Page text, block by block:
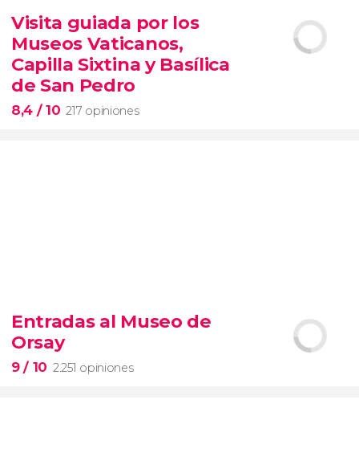
entrada al SUMMIT de Nueva York
miradores más icónicos de Manhattan
evitar las colas
opción VIP
Visita guiada por los
Museos Vaticanos,
Capilla Sixtina y Basílica
de San Pedro
8,4 / 10 217 opiniones
Piedad
Museos Vaticanos
Basílica de San
Entradas al Museo de
Orsay
9/ 10 2.251 opiniones